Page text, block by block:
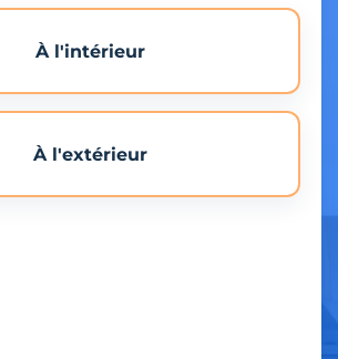
À l'intérieur
À l'extérieur